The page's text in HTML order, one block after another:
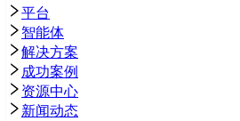
平台
智能体
解决方案
成功案例
资源中心
新闻动态